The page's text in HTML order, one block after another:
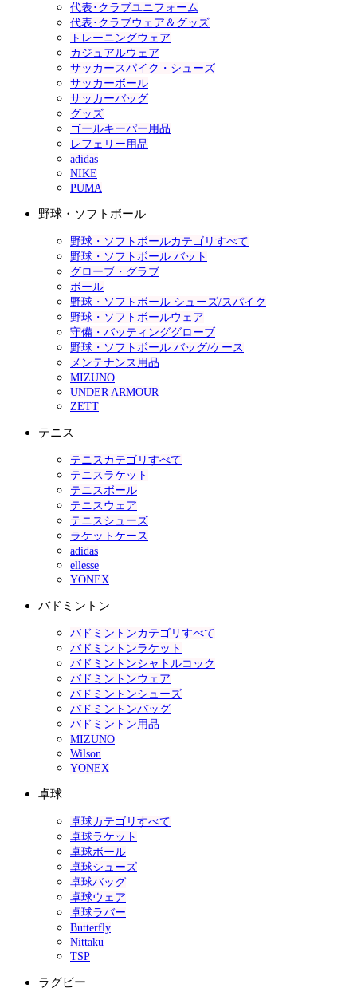
代表･クラブユニフォーム
代表･クラブウェア＆グッズ
トレーニングウェア
カジュアルウェア
サッカースパイク・シューズ
サッカーボール
サッカーバッグ
グッズ
ゴールキーパー用品
レフェリー用品
adidas
NIKE
PUMA
野球・ソフトボール
野球・ソフトボールカテゴリすべて
野球・ソフトボール バット
グローブ・グラブ
ボール
野球・ソフトボール シューズ/スパイク
野球・ソフトボールウェア
守備・バッティンググローブ
野球・ソフトボール バッグ/ケース
メンテナンス用品
MIZUNO
UNDER ARMOUR
ZETT
テニス
テニスカテゴリすべて
テニスラケット
テニスボール
テニスウェア
テニスシューズ
ラケットケース
adidas
ellesse
YONEX
バドミントン
バドミントンカテゴリすべて
バドミントンラケット
バドミントンシャトルコック
バドミントンウェア
バドミントンシューズ
バドミントンバッグ
バドミントン用品
MIZUNO
Wilson
YONEX
卓球
卓球カテゴリすべて
卓球ラケット
卓球ボール
卓球シューズ
卓球バッグ
卓球ウェア
卓球ラバー
Butterfly
Nittaku
TSP
ラグビー